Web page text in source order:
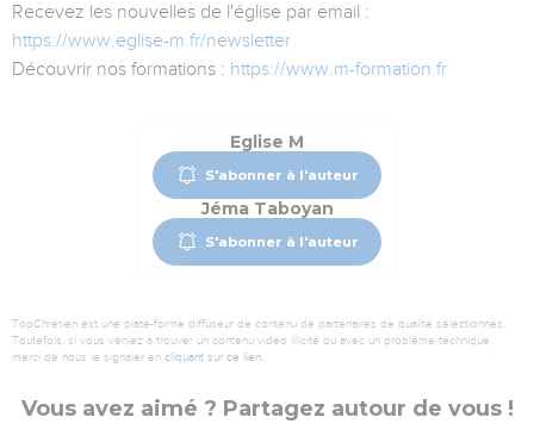
Recevez les nouvelles de l'église par email :
https://www.eglise-m.fr/newsletter
Découvrir nos formations : https://www.m-formation.fr
Eglise M
S'abonner à l'auteur
Jéma Taboyan
S'abonner à l'auteur
TopChrétien est une plate-forme diffuseur de contenu de partenaires de qualité sélectionnés.
Toutefois, si vous veniez à trouver un contenu vidéo illicite ou avec un problème technique,
merci de nous le signaler en cliquant sur ce lien.
Vous avez aimé ? Partagez autour de vous !